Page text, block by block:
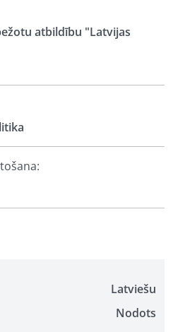
Latviešu
Nodots
atbildību "Latvijas